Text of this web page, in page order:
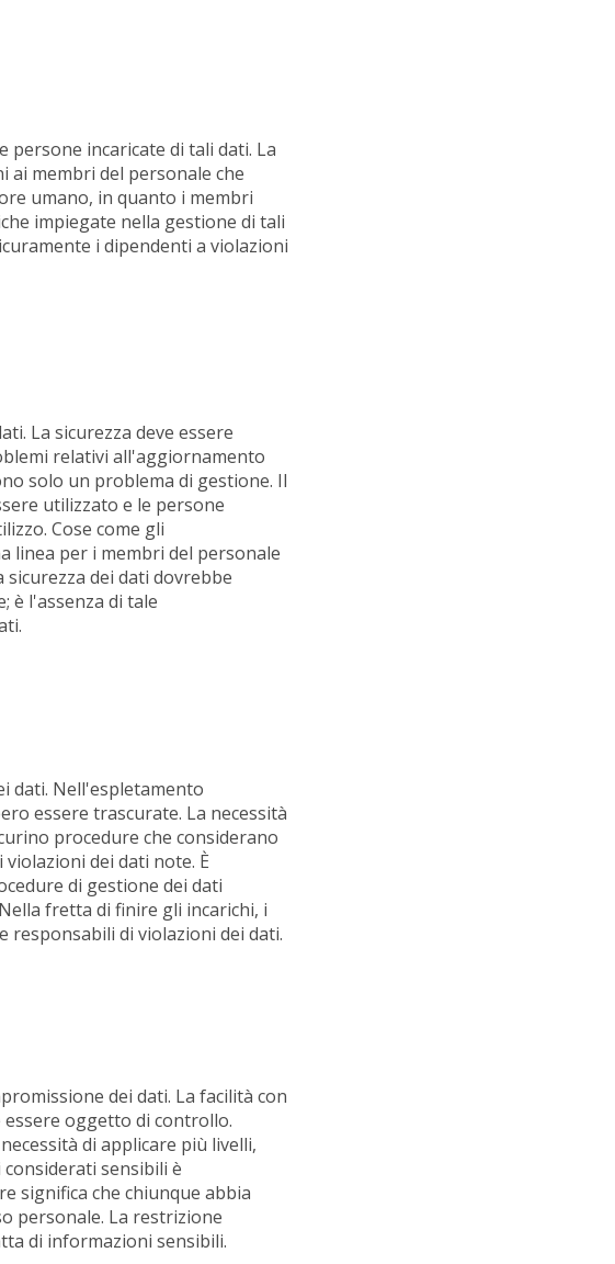
persone incaricate di tali dati. La
membri del personale che
umano, in quanto i membri
impiegate nella gestione di tali
i dipendenti a violazioni
La sicurezza deve essere
relativi all'aggiornamento
solo un problema di gestione. Il
utilizzato e le persone
Cose come gli
linea per i membri del personale
dei dati dovrebbe
è l'assenza di tale
dati. Nell'espletamento
essere trascurate. La necessità
procedure che considerano
dei dati note. È
di gestione dei dati
fretta di finire gli incarichi, i
di violazioni dei dati.
dei dati. La facilità con
oggetto di controllo.
di applicare più livelli,
sensibili è
significa che chiunque abbia
personale. La restrizione
di informazioni sensibili.